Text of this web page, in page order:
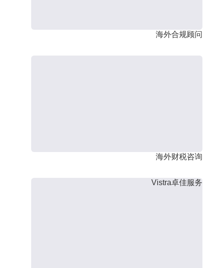
海外合规顾问
海外财税咨询
Vistra卓佳服务